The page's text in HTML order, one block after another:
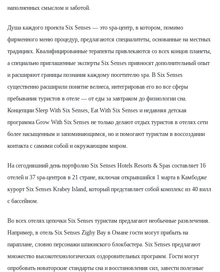
наполненных смыслом и заботой.
Душа каждого проекта Six Senses — это spa-центр, в котором, помимо
фирменного меню процедур, предлагаются специалитеты, основанные на местных
традициях. Квалифицированные терапевты привлекаются со всех концов планеты,
а специально приглашенные эксперты Six Senses привносят дополнительный опыт
и расширяют границы познания каждому посетителю spa. В Six Senses
существенно расширили понятие велнеса, интегрировав его во все сферы
пребывания туристов в отеле — от еды за завтраком до физиологии сна.
Концепции Sleep With Six Senses, Eat With Six Senses и недавняя детская
программа Grow With Six Senses не только делают отдых туристов в отелях сети
более насыщенным и запоминающимся, но и помогают туристам в воссоздании
контакта с самими собой и окружающим миром.
На сегодняшний день портфолио Six Senses Hotels Resorts & Spas составляет 16
отелей и 37 spa-центров в 21 стране, включая открывшийся 1 марта в Камбодже
курорт Six Senses Krabey Island, который представляет собой комплекс из 40 вилл
с бассейном.
Во всех отелях цепочки Six Senses туристам предлагают необычные развлечения.
Например, в отель Six Senses Zighy Bay в Омане гости могут прибыть на
параплане, словно персонажи шпионского блокбастера. Six Senses предлагают
множество высокотехнологических оздоровительных программ. Гости могут
опробовать новаторские стандарты сна и восстановления сил, завести полезные